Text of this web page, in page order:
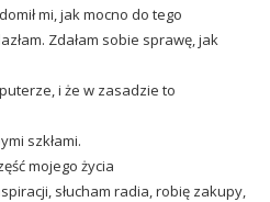
mi, jak mocno do tego
Zdałam sobie sprawę, jak
i że w zasadzie to
szkłami.
mojego życia
słucham radia, robię zakupy,